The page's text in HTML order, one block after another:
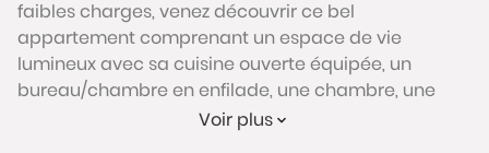
faibles charges, venez découvrir ce bel
appartement comprenant un espace de vie
lumineux avec sa cuisine ouverte équipée, un
bureau/chambre en enfilade, une chambre, une
salle d'eau et pour compléter le tout un garage.
Voir plus